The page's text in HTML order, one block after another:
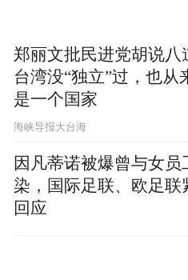
美的化身。方方正正
时髦的风格，设计得
小但是很精致。
郑丽文批民进党胡说八
台湾没“独立”过，也从
是一个国家
​海峡导报大台海
因凡蒂诺被爆曾与女员
染，国际足联、欧足联
回应